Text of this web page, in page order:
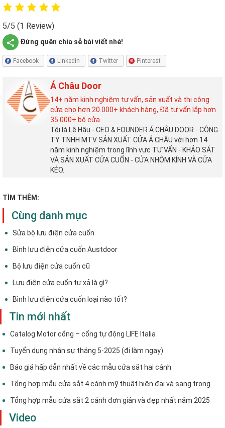
5/5 (1 Review)
Đừng quên chia sẻ bài viết nhé!
Facebook Linkedin Twitter Pinterest
Á Châu Door
14+ năm kinh nghiệm tư vấn, sản xuất và thi công
cửa cho hơn 20.000+ khách hàng, Đã tư vấn lắp hơn
35.000+ bộ cửa
Tôi là Lê Hậu - CEO & FOUNDER Á CHÂU DOOR - CÔNG
TY TNHH MTV SẢN XUẤT CỬA Á CHÂU với hơn 14
năm kinh nghiệm trong lĩnh vực TƯ VẤN - KHẢO SÁT
VÀ SẢN XUẤT CỬA CUỐN - CỬA NHÔM KÍNH VÀ CỬA
KÉO.
TÌM THÊM:
Cùng danh mục
Sửa bộ lưu điện cửa cuốn
Bình lưu điện cửa cuốn Austdoor
Bộ lưu điện cửa cuốn cũ
Lưu điện cửa cuốn tự xả là gì?
Bình lưu điện cửa cuốn loại nào tốt?
Tin mới nhất
Catalog Motor cổng – cổng tự động LIFE Italia
Tuyển dụng nhân sự tháng 5-2025 (đi làm ngay)
Báo giá hấp dẫn nhất về các mẫu cửa sắt hai cánh
Tổng hợp mẫu cửa sắt 4 cánh mỹ thuật hiện đại và sang trọng
Tổng hợp mẫu cửa sắt 2 cánh đơn giản và đẹp nhất năm 2025
Video